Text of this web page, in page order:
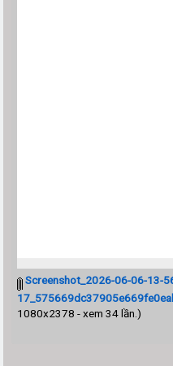
Screenshot_2026-06-06-13-
1080x2378 - xem 34 lần.)